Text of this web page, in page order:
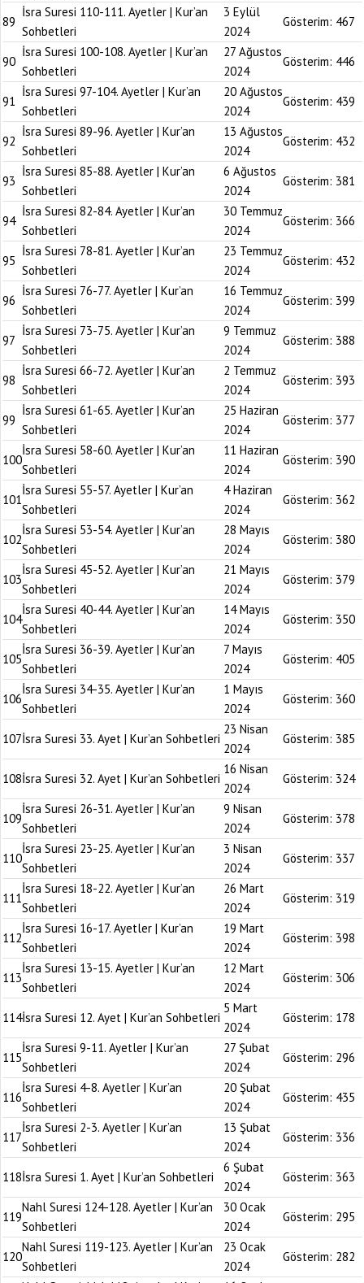
89
İsra Suresi 110-111. Ayetler | Kur’an
Sohbetleri
3 Eylül
2024
Gösterim: 467
90
İsra Suresi 100-108. Ayetler | Kur’an
Sohbetleri
27 Ağustos
2024
Gösterim: 446
91
İsra Suresi 97-104. Ayetler | Kur’an
Sohbetleri
20 Ağustos
2024
Gösterim: 439
92
İsra Suresi 89-96. Ayetler | Kur’an
Sohbetleri
13 Ağustos
2024
Gösterim: 432
93
İsra Suresi 85-88. Ayetler | Kur’an
Sohbetleri
6 Ağustos
2024
Gösterim: 381
94
İsra Suresi 82-84. Ayetler | Kur’an
Sohbetleri
30 Temmuz
2024
Gösterim: 366
95
İsra Suresi 78-81. Ayetler | Kur’an
Sohbetleri
23 Temmuz
2024
Gösterim: 432
96
İsra Suresi 76-77. Ayetler | Kur’an
Sohbetleri
16 Temmuz
2024
Gösterim: 399
97
İsra Suresi 73-75. Ayetler | Kur’an
Sohbetleri
9 Temmuz
2024
Gösterim: 388
98
İsra Suresi 66-72. Ayetler | Kur’an
Sohbetleri
2 Temmuz
2024
Gösterim: 393
99
İsra Suresi 61-65. Ayetler | Kur’an
Sohbetleri
25 Haziran
2024
Gösterim: 377
100
İsra Suresi 58-60. Ayetler | Kur’an
Sohbetleri
11 Haziran
2024
Gösterim: 390
101
İsra Suresi 55-57. Ayetler | Kur’an
Sohbetleri
4 Haziran
2024
Gösterim: 362
102
İsra Suresi 53-54. Ayetler | Kur’an
Sohbetleri
28 Mayıs
2024
Gösterim: 380
103
İsra Suresi 45-52. Ayetler | Kur’an
Sohbetleri
21 Mayıs
2024
Gösterim: 379
104
İsra Suresi 40-44. Ayetler | Kur’an
Sohbetleri
14 Mayıs
2024
Gösterim: 350
105
İsra Suresi 36-39. Ayetler | Kur’an
Sohbetleri
7 Mayıs
2024
Gösterim: 405
106
İsra Suresi 34-35. Ayetler | Kur’an
Sohbetleri
1 Mayıs
2024
Gösterim: 360
107İsra Suresi 33. Ayet | Kur’an Sohbetleri
23 Nisan
2024
Gösterim: 385
108İsra Suresi 32. Ayet | Kur’an Sohbetleri
16 Nisan
2024
Gösterim: 324
109
İsra Suresi 26-31. Ayetler | Kur’an
Sohbetleri
9 Nisan
2024
Gösterim: 378
110
İsra Suresi 23-25. Ayetler | Kur’an
Sohbetleri
3 Nisan
2024
Gösterim: 337
111
İsra Suresi 18-22. Ayetler | Kur’an
Sohbetleri
26 Mart
2024
Gösterim: 319
112
İsra Suresi 16-17. Ayetler | Kur’an
Sohbetleri
19 Mart
2024
Gösterim: 398
113
İsra Suresi 13-15. Ayetler | Kur’an
Sohbetleri
12 Mart
2024
Gösterim: 306
114İsra Suresi 12. Ayet | Kur’an Sohbetleri
5 Mart
2024
Gösterim: 178
115
İsra Suresi 9-11. Ayetler | Kur’an
Sohbetleri
27 Şubat
2024
Gösterim: 296
116
İsra Suresi 4-8. Ayetler | Kur’an
Sohbetleri
20 Şubat
2024
Gösterim: 435
117
İsra Suresi 2-3. Ayetler | Kur’an
Sohbetleri
13 Şubat
2024
Gösterim: 336
118İsra Suresi 1. Ayet | Kur’an Sohbetleri
6 Şubat
2024
Gösterim: 363
119
Nahl Suresi 124-128. Ayetler | Kur’an
Sohbetleri
30 Ocak
2024
Gösterim: 295
120
Nahl Suresi 119-123. Ayetler | Kur’an
Sohbetleri
23 Ocak
2024
Gösterim: 282